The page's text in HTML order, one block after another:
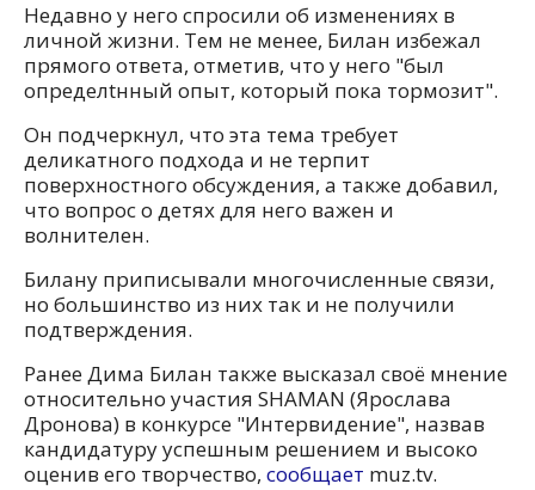
Недавно у него спросили об изменениях в
личной жизни. Тем не менее, Билан избежал
прямого ответа, отметив, что у него "был
определtнный опыт, который пока тормозит".
Он подчеркнул, что эта тема требует
деликатного подхода и не терпит
поверхностного обсуждения, а также добавил,
что вопрос о детях для него важен и
волнителен.
Билану приписывали многочисленные связи,
но большинство из них так и не получили
подтверждения.
Ранее Дима Билан также высказал своё мнение
относительно участия SHAMAN (Ярослава
Дронова) в конкурсе "Интервидение", назвав
кандидатуру успешным решением и высоко
оценив его творчество, сообщает muz.tv.